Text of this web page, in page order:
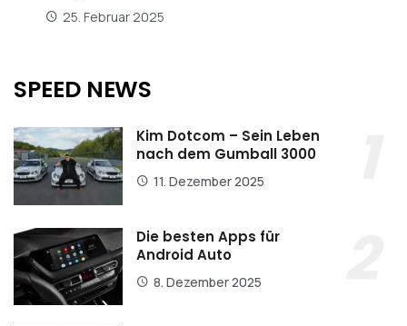
25. Februar 2025
SPEED NEWS
Kim Dotcom – Sein Leben
nach dem Gumball 3000
11. Dezember 2025
Die besten Apps für
Android Auto
8. Dezember 2025